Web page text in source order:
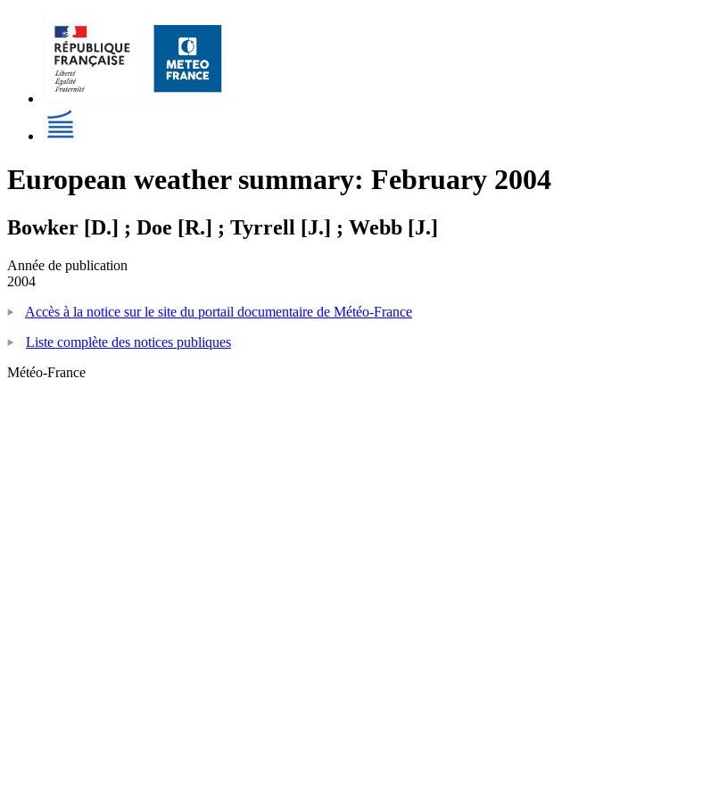
European weather summary: February 2004
Bowker [D.] ; Doe [R.] ; Tyrrell [J.] ; Webb [J.]
Année de publication
2004
Accès à la notice sur le site du portail documentaire de Météo-France
Liste complète des notices publiques
Météo-France